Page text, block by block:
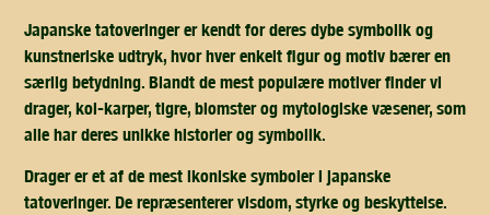
Japanske tatoveringer er kendt for deres dybe symbolik og
kunstneriske udtryk, hvor hver enkelt figur og motiv bærer en
særlig betydning. Blandt de mest populære motiver finder vi
drager, koi-karper, tigre, blomster og mytologiske væsener, som
alle har deres unikke historier og symbolik.
Drager er et af de mest ikoniske symboler i japanske
tatoveringer. De repræsenterer visdom, styrke og beskyttelse.